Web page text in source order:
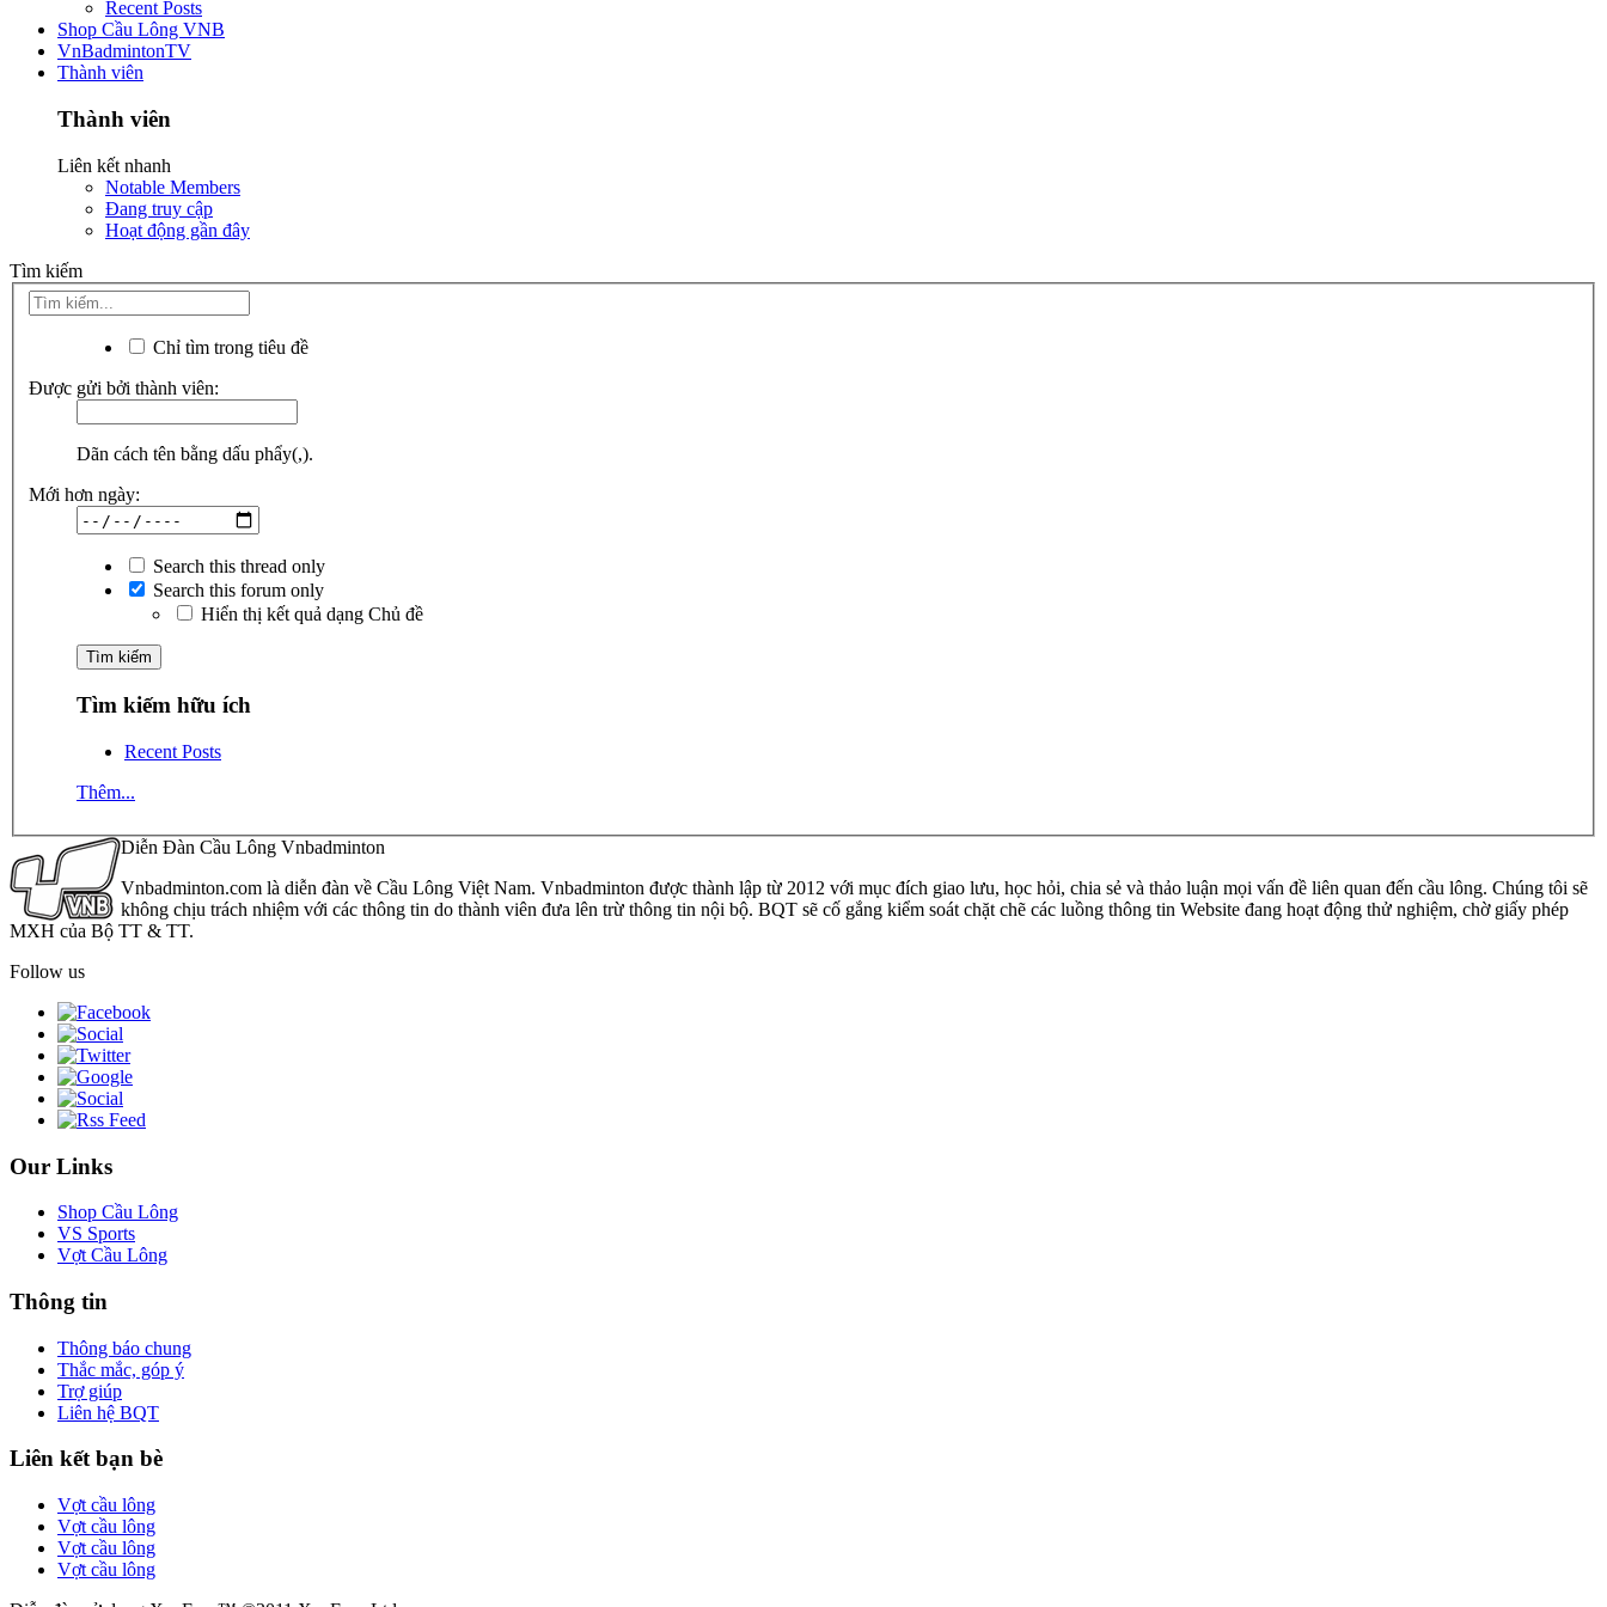
Recent Posts
Shop Cầu Lông VNB
VnBadmintonTV
Thành viên
Thành viên
Liên kết nhanh
Notable Members
Đang truy cập
Hoạt động gần đây
Tìm kiếm
Chỉ tìm trong tiêu đề
Được gửi bởi thành viên:
Dãn cách tên bằng dấu phẩy(,).
Mới hơn ngày:
Search this thread only
Search this forum only
Hiển thị kết quả dạng Chủ đề
Tìm kiếm hữu ích
Recent Posts
Thêm...
Diễn Đàn Cầu Lông Vnbadminton
Vnbadminton.com là diễn đàn về Cầu Lông Việt Nam. Vnbadminton được thành lập từ 2012 với mục đích giao lưu, học hỏi, chia sẻ và thảo luận mọi vấn đề liên quan đến cầu lông. Chúng tôi sẽ
không chịu trách nhiệm với các thông tin do thành viên đưa lên trừ thông tin nội bộ. BQT sẽ cố gắng kiểm soát chặt chẽ các luồng thông tin Website đang hoạt động thử nghiệm, chờ giấy phép
MXH của Bộ TT & TT.
Follow us
Our Links
Shop Cầu Lông
VS Sports
Vợt Cầu Lông
Thông tin
Thông báo chung
Thắc mắc, góp ý
Trợ giúp
Liên hệ BQT
Liên kết bạn bè
Vợt cầu lông
Vợt cầu lông
Vợt cầu lông
Vợt cầu lông